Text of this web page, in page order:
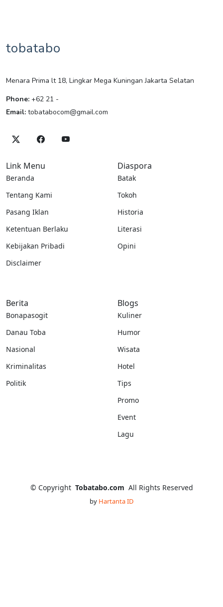
tobatabo
Menara Prima lt 18, Lingkar Mega Kuningan Jakarta Selatan
Phone: +62 21 -
Email: tobatabocom@gmail.com
Link Menu
Beranda
Tentang Kami
Pasang Iklan
Ketentuan Berlaku
Kebijakan Pribadi
Disclaimer
Diaspora
Batak
Tokoh
Historia
Literasi
Opini
Berita
Bonapasogit
Danau Toba
Nasional
Kriminalitas
Politik
Blogs
Kuliner
Humor
Wisata
Hotel
Tips
Promo
Event
Lagu
© Copyright Tobatabo.com All Rights Reserved
by Hartanta ID